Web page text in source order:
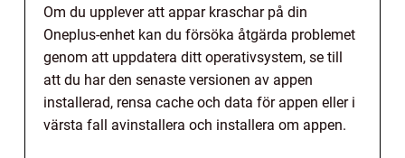
Om du upplever att appar kraschar på din
Oneplus-enhet kan du försöka åtgärda problemet
genom att uppdatera ditt operativsystem, se till
att du har den senaste versionen av appen
installerad, rensa cache och data för appen eller i
värsta fall avinstallera och installera om appen.